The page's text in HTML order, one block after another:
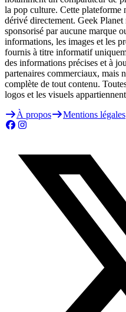
la pop culture. Cette plateforme
dérivé directement. Geek
sponsorisé par aucune marque
informations, les images et les
fournis à titre informatif
des informations précises et à
partenaires commerciaux, mais
complète de tout contenu.
logos et les visuels
À propos
Mentions légales